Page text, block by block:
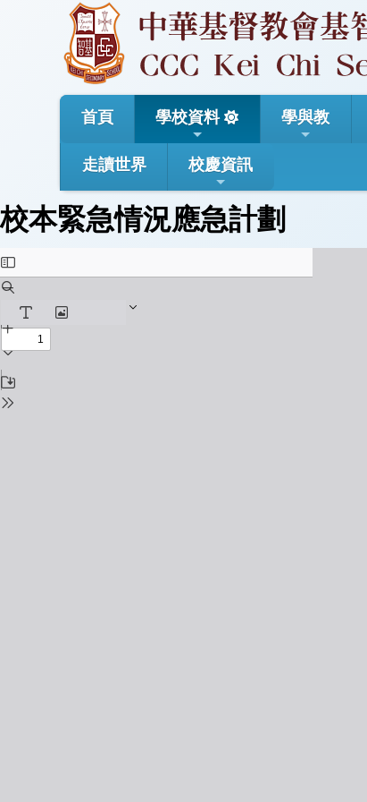
首頁 學校資料 學與教
走讀世界 校慶資訊
校本緊急情況應急計劃